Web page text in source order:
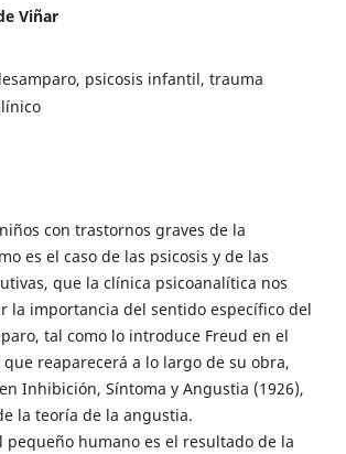
Viñar
psicosis infantil, trauma
con trastornos graves de la
es el caso de las psicosis y de las
que la clínica psicoanalítica nos
la importancia del sentido específico del
tal como lo introduce Freud en el
que reaparecerá a lo largo de su obra,
Inhibición, Síntoma y Angustia (1926),
la teoría de la angustia.
pequeño humano es el resultado de la